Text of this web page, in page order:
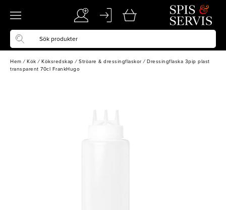
Hem / Kök / Köksredskap / Ströare & dressingflaskor / Dressingflaska 3pip plast
transparent 70cl FrankHugo